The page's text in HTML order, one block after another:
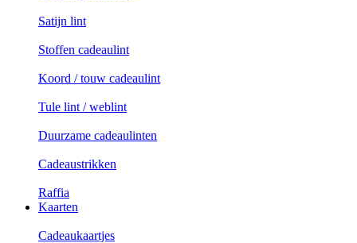
Satijn lint
Stoffen cadeaulint
Koord / touw cadeaulint
Tule lint / weblint
Duurzame cadeaulinten
Cadeaustrikken
Raffia
Kaarten
Cadeaukaartjes